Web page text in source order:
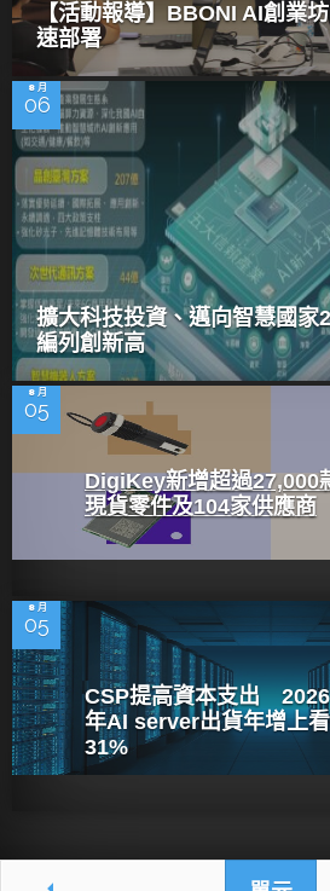
【活動報導】BBONI AI創業
速部署
8 月
06
擴大科技投資、邁向智慧國
編列創新高
8 月
05
DigiKey新增超過27,000
現貨零件及104家供應商
8 月
05
CSP提高資本支出 2026
年AI server出貨年增上看
31%